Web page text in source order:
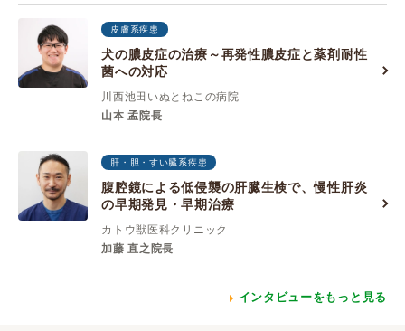
皮膚系疾患
犬の膿皮症の治療～再発性膿皮症と薬剤耐性
菌への対応
川西池田いぬとねこの病院
山本 孟院長
肝・胆・すい臓系疾患
腹腔鏡による低侵襲の肝臓生検で、慢性肝炎
の早期発見・早期治療
カトウ獣医科クリニック
加藤 直之院長
インタビューをもっと見る